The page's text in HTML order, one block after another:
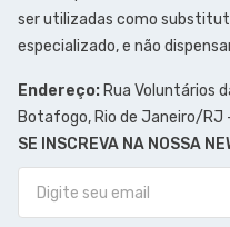
ser utilizadas como
especializado, e não
Endereço: Rua Voluntários
Botafogo, Rio de Janeiro/RJ
SE INSCREVA NA NOSSA